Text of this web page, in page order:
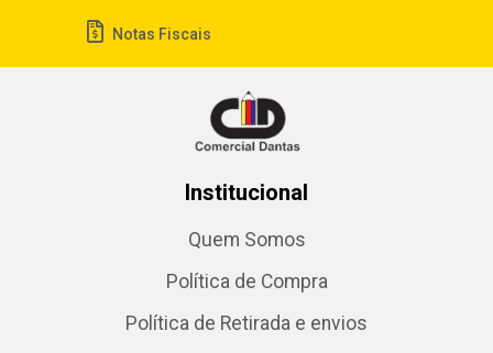
Notas Fiscais
Institucional
Quem Somos
Política de Compra
Política de Retirada e envios